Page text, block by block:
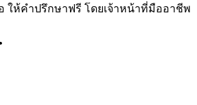
ให้คำปรึกษาฟรี โดยเจ้าหน้าที่มืออาชีพ